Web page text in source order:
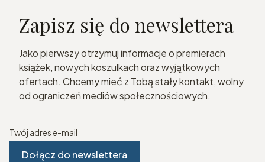
Zapisz się do newslettera
Jako pierwszy otrzymuj informacje o premierach
książek, nowych koszulkach oraz wyjątkowych
ofertach. Chcemy mieć z Tobą stały kontakt, wolny
od ograniczeń mediów społecznościowych.
Twój adres e-mail
Dołącz do newslettera